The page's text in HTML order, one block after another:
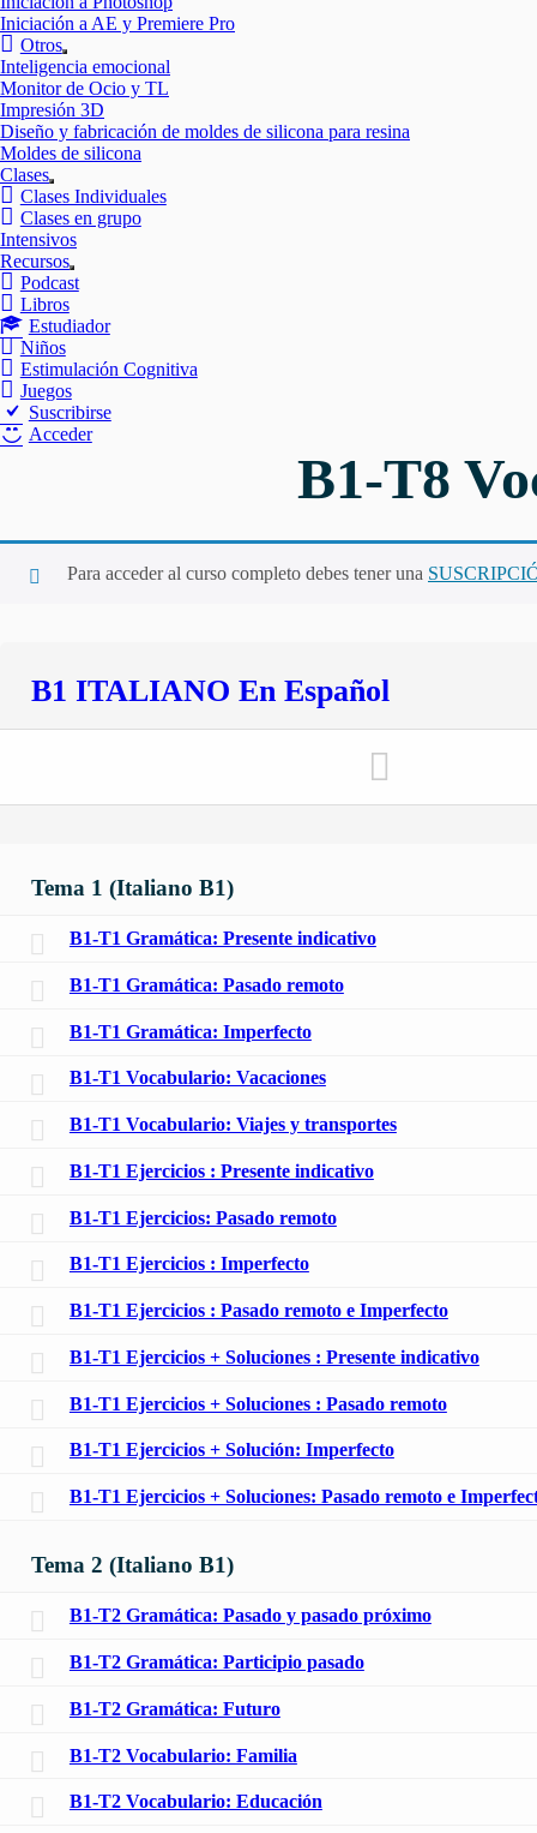
Iniciación a AE y Premiere Pro
Otros
Mostrar
el
submenú
Inteligencia emocional
Monitor de Ocio y TL
Impresión 3D
Diseño y fabricación de moldes de silicona para resina
Moldes de silicona
Clases
Mostrar
el
submenú
Clases Individuales
Clases en grupo
Intensivos
Recursos
Mostrar
el
Podcast
Libros
Estudiador
Niños
Estimulación Cognitiva
Juegos
Suscribirse
Acceder
B1-T8
Para acceder al curso completo debes tener una
B1 ITALIANO En Español
Tema 1 (Italiano B1)
B1-T1 Gramática: Presente indicativo
B1-T1 Gramática: Pasado remoto
B1-T1 Gramática: Imperfecto
B1-T1 Vocabulario: Vacaciones
B1-T1 Vocabulario: Viajes y transportes
B1-T1 Ejercicios : Presente indicativo
B1-T1 Ejercicios: Pasado remoto
B1-T1 Ejercicios : Imperfecto
B1-T1 Ejercicios : Pasado remoto e Imperfecto
B1-T1 Ejercicios + Soluciones : Presente indicativo
B1-T1 Ejercicios + Soluciones : Pasado remoto
B1-T1 Ejercicios + Solución: Imperfecto
B1-T1 Ejercicios + Soluciones: Pasado remoto e
Tema 2 (Italiano B1)
B1-T2 Gramática: Pasado y pasado próximo
B1-T2 Gramática: Participio pasado
B1-T2 Gramática: Futuro
B1-T2 Vocabulario: Familia
B1-T2 Vocabulario: Educación